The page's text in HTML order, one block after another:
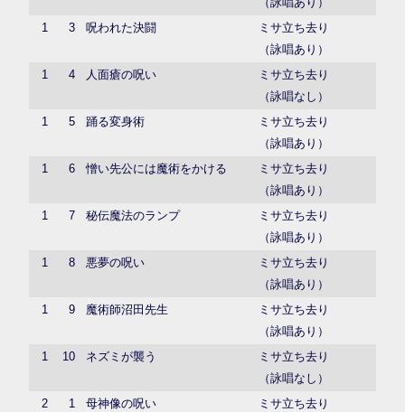
1
3 呪われた決闘
ミサ立ち去り
（詠唱あり）
1
4 人面瘡の呪い
ミサ立ち去り
（詠唱なし）
1
5 踊る変身術
ミサ立ち去り
（詠唱あり）
1
6 憎い先公には魔術をかける
ミサ立ち去り
（詠唱あり）
1
7 秘伝魔法のランプ
ミサ立ち去り
（詠唱あり）
1
8 悪夢の呪い
ミサ立ち去り
（詠唱あり）
1
9 魔術師沼田先生
ミサ立ち去り
（詠唱あり）
1
10 ネズミが襲う
ミサ立ち去り
（詠唱なし）
2
1 母神像の呪い
ミサ立ち去り